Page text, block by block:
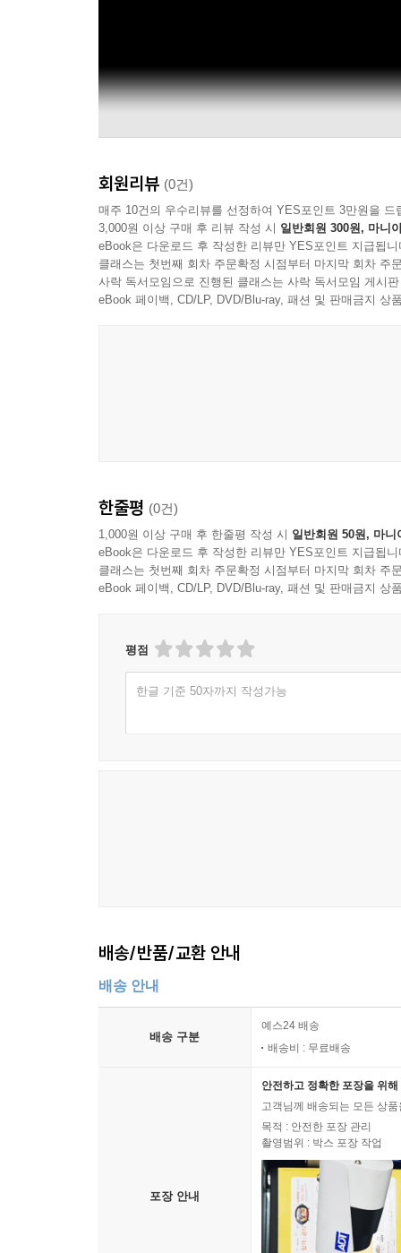
회원리뷰 (0건)
매주 10건의 우수리뷰를 선정하여 YES포인트 3만원을 드
3,000원 이상 구매 후 리뷰 작성 시 일반회원 300원, 마니
eBook은 다운로드 후 작성한 리뷰만 YES포인트 지급됩니
클래스는 첫번째 회차 주문확정 시점부터 마지막 회차 주
사락 독서모임으로 진행된 클래스는 사락 독서모임 게시
eBook 페이백, CD/LP, DVD/Blu-ray, 패션 및 판매금지 상
한줄평 (0건)
1,000원 이상 구매 후 한줄평 작성 시 일반회원 50원, 마니
eBook은 다운로드 후 작성한 리뷰만 YES포인트 지급됩니
클래스는 첫번째 회차 주문확정 시점부터 마지막 회차 주
eBook 페이백, CD/LP, DVD/Blu-ray, 패션 및 판매금지 상
평점
한글 기준 50자까지 작성가능
배송/반품/교환 안내
배송 안내
배송 구분
예스24 배송
배송비 : 무료배송
포장 안내
안전하고 정확한 포장을 위
고객님께 배송되는 모든 상
목적 : 안전한 포장 관리
촬영범위 : 박스 포장 작업